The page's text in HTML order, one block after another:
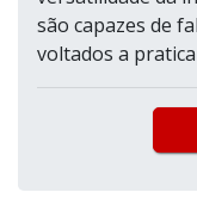
são capazes de
voltados a